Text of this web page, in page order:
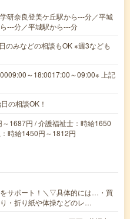
研奈良登美ケ丘駅から---分／平城
---分／平城駅から---分
のみなどの相談もOK ※週3なども
～18:0017:00～09:00※ 上記
の相談OK！
1687円 / 介護福祉士：時給1650
時給1450円～1812円
をサポート！＼▽具体的には…・買
・折り紙や体操などのレ…